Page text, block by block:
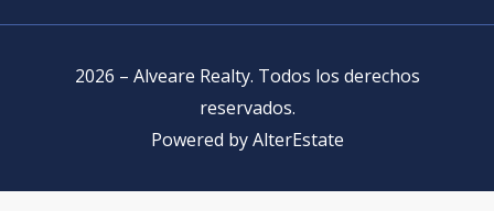
2026 – Alveare Realty. Todos los derechos
reservados.
Powered by AlterEstate